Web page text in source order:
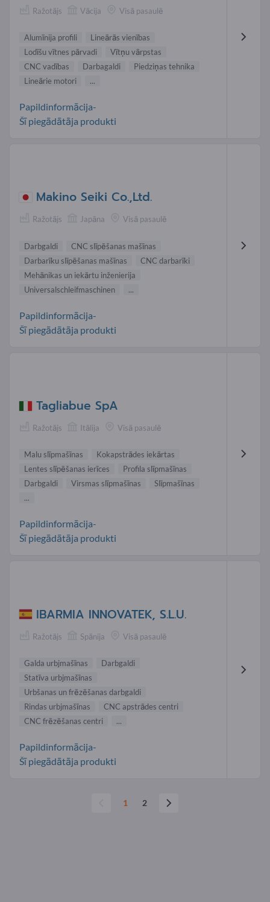
Ražotājs Vācija Visā pasaulē
Alumīnija profili
Lineārās vienības
Lodīšu vītnes pārvadi
Vītņu vārpstas
CNC vadības
Darbagaldi
Piedziņas tehnika
Lineārie motori
...
Papildinformācija-
Šī piegādātāja produkti
Makino Seiki Co.,Ltd.
Ražotājs Japāna Visā pasaulē
Darbgaldi
CNC slīpēšanas mašīnas
Darbarīku slīpēšanas mašīnas
CNC darbarīki
Mehānikas un iekārtu inženierija
Universalschleifmaschinen
...
Papildinformācija-
Šī piegādātāja produkti
Tagliabue SpA
Ražotājs Itālija Visā pasaulē
Malu slīpmašīnas
Kokapstrādes iekārtas
Lentes slīpēšanas ierīces
Profila slīpmašīnas
Darbgaldi
Virsmas slīpmašīnas
Slīpmašīnas
...
Papildinformācija-
Šī piegādātāja produkti
IBARMIA INNOVATEK, S.L.U.
Ražotājs Spānija Visā pasaulē
Galda urbjmašīnas
Darbgaldi
Statīva urbjmašīnas
Urbšanas un frēzēšanas darbgaldi
Rindas urbjmašīnas
CNC apstrādes centri
CNC frēzēšanas centri
...
Papildinformācija-
Šī piegādātāja produkti
1 2